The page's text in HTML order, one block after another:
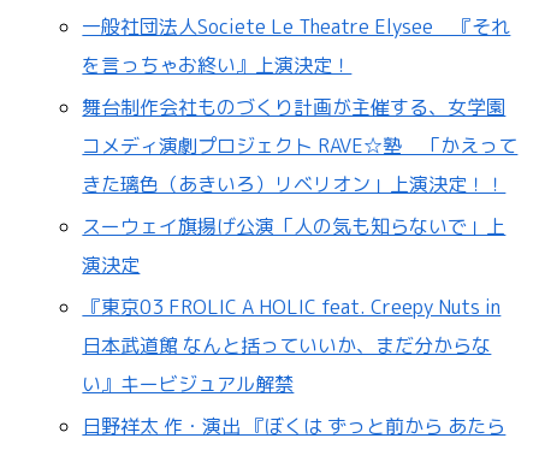
一般社団法人Societe Le Theatre Elysee 『それ
を言っちゃお終い』上演決定！
舞台制作会社ものづくり計画が主催する、女学園
コメディ演劇プロジェクト RAVE☆塾 「かえって
きた璃色（あきいろ）リベリオン」上演決定！！
スーウェイ旗揚げ公演「人の気も知らないで」上
演決定
『東京03 FROLIC A HOLIC feat. Creepy Nuts in
日本武道館 なんと括っていいか、まだ分からな
い』キービジュアル解禁
日野祥太 作・演出 『ぼくは ずっと前から あたら